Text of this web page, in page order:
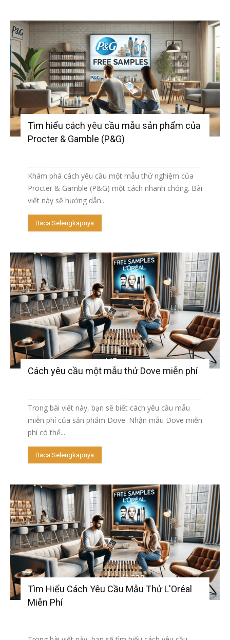
Tìm hiểu cách yêu cầu mẫu sản phẩm của
Procter & Gamble (P&G)
Khám phá cách yêu cầu một mẫu thử nghiệm của
Procter & Gamble (P&G) một cách nhanh chóng. Bài
viết này sẽ hướng dẫn...
Baca Selengkapnya
Cách yêu cầu một mẫu thử Dove miễn phí
Trong bài viết này, bạn sẽ biết cách yêu cầu mẫu
miễn phí của sản phẩm Dove. Nhận mẫu Dove miễn
phí có thể...
Baca Selengkapnya
Tìm Hiểu Cách Yêu Cầu Mẫu Thử L'Oréal
Miễn Phí